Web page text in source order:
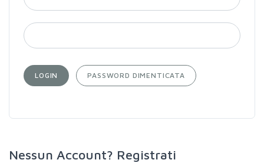
LOGIN PASSWORD DIMENTICATA
Nessun Account? Registrati